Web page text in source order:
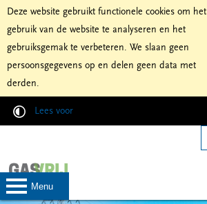
Deze website gebruikt functionele cookies om het
gebruik van de website te analyseren en het
gebruiksgemak te verbeteren. We slaan geen
persoonsgegevens op en delen geen data met
derden.
Lees voor
menu